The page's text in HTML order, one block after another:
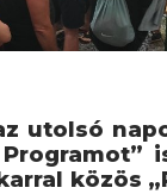
utolsó
közös